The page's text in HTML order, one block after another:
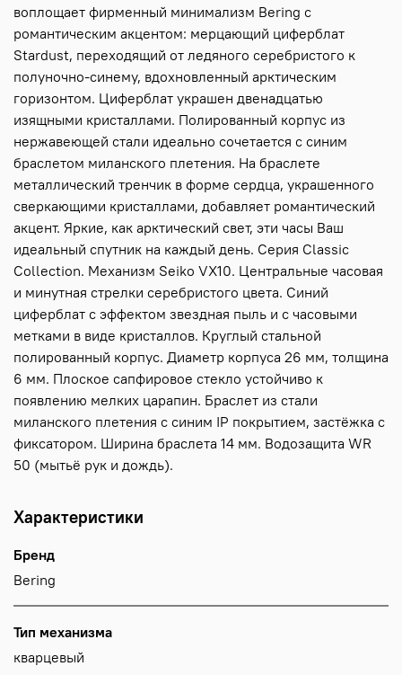
воплощает фирменный минимализм Bering с
романтическим акцентом: мерцающий циферблат
Stardust, переходящий от ледяного серебристого к
полуночно-синему, вдохновленный арктическим
горизонтом. Циферблат украшен двенадцатью
изящными кристаллами. Полированный корпус из
нержавеющей стали идеально сочетается с синим
браслетом миланского плетения. На браслете
металлический тренчик в форме сердца, украшенного
сверкающими кристаллами, добавляет романтический
акцент. Яркие, как арктический свет, эти часы Ваш
идеальный спутник на каждый день. Серия Classic
Collection. Механизм Seiko VX10. Центральные часовая
и минутная стрелки серебристого цвета. Синий
циферблат с эффектом звездная пыль и с часовыми
метками в виде кристаллов. Круглый стальной
полированный корпус. Диаметр корпуса 26 мм, толщина
6 мм. Плоское сапфировое стекло устойчиво к
появлению мелких царапин. Браслет из стали
миланского плетения с синим IP покрытием, застёжка с
фиксатором. Ширина браслета 14 мм. Водозащита WR
50 (мытьё рук и дождь).
Характеристики
Бренд
Bering
Тип механизма
кварцевый